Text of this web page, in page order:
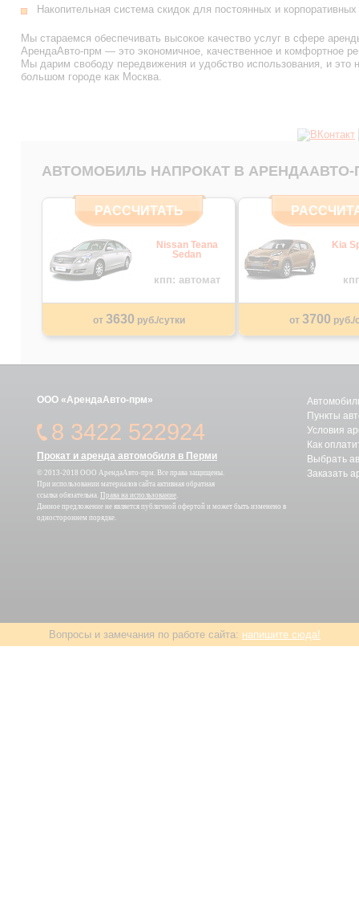
Накопительная система скидок для постоянных и корпоративных
Мы стараемся обеспечивать высокое качество услуг в сфере
АрендаАвто-прм — это экономичное, качественное и комфортное
Мы дарим свободу передвижения и удобство использования, и это
большом городе как Москва.
АВТОМОБИЛЬ НАПРОКАТ В
РАССЧИТАТЬ
Nissan Teana
Sedan
кпп: автомат
от 3630 руб./сутки
Kia
от 3700 руб./
ООО «АрендаАвто-прм»
8 3422 522924
Прокат и аренда автомобиля в Перми
© 2013-2018 ООО АрендаАвто-прм. Все права защищены.
При использовании материалов сайта активная обратная
ссылка обязательна. Права на использование.
Данное предложение не является публичной офертой и может быть изменено в
одностороннем порядке.
Пункты
Условия
Как
Выбрать
Заказать
Вопросы и замечания по работе сайта: напишите сюда!